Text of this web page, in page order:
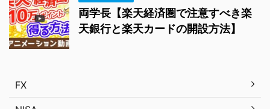
両学長【楽天経済圏で注意すべき楽
天銀行と楽天カードの開設方法】
FX